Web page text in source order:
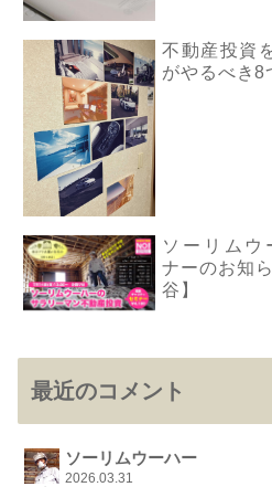
不動産投資
がやるべき8
ソーリムウ
ナーのお知
谷】
最近のコメント
ソーリムウーハー
2026.03.31